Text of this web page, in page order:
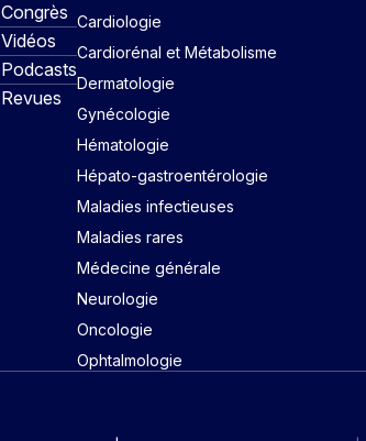
Congrès
Vidéos
Podcasts
Revues
Cardiologie
Cardiorénal et Métabolisme
Dermatologie
Gynécologie
Hématologie
Hépato-gastroentérologie
Maladies infectieuses
Maladies rares
Médecine générale
Neurologie
Oncologie
Ophtalmologie